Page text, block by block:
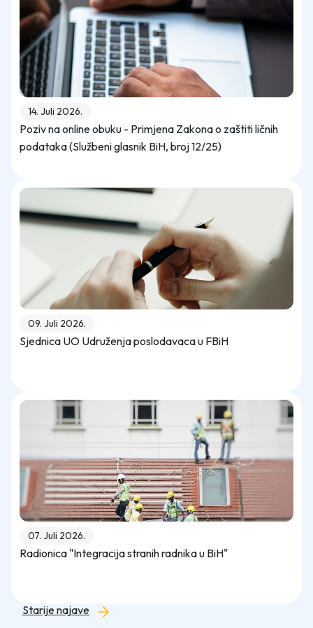
14. Juli 2026.
Poziv na online obuku - Primjena Zakona o zaštiti ličnih
podataka (Službeni glasnik BiH, broj 12/25)
09. Juli 2026.
Sjednica UO Udruženja poslodavaca u FBiH
07. Juli 2026.
Radionica "Integracija stranih radnika u BiH"
Starije najave